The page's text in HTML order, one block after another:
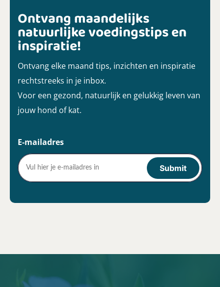
Ontvang maandelijks
natuurlijke voedingstips en
inspiratie!
Ontvang elke maand tips, inzichten en inspiratie
rechtstreeks in je inbox.
Voor een gezond, natuurlijk en gelukkig leven van
jouw hond of kat.
E-mailadres